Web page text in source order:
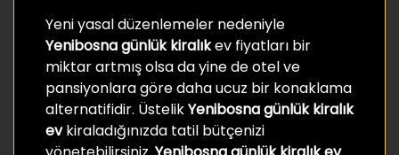
Yeni yasal düzenlemeler nedeniyle
Yenibosna günlük kiralıkev fiyatları bir
miktar artmış olsa da yine de otel ve
pansiyonlara göre daha ucuz bir konaklama
alternatifidir. ÜstelikYenibosna günlük kiralık
evkiraladığınızda tatil bütçenizi